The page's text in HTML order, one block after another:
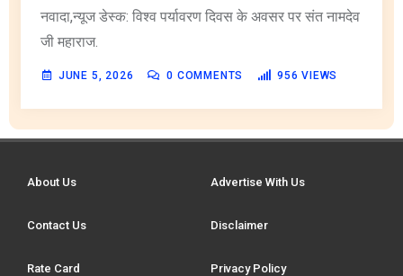
नवादा,न्यूज डेस्क: विश्व पर्यावरण दिवस के अवसर पर संत नामदेव
जी महाराज.
JUNE 5, 2026 0 COMMENTS 956 VIEWS
About Us Advertise With Us
Contact Us Disclaimer
Rate Card Privacy Policy